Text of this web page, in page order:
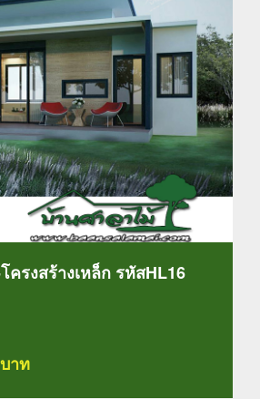
รงสร้างเหล็ก รหัสHL16
าท